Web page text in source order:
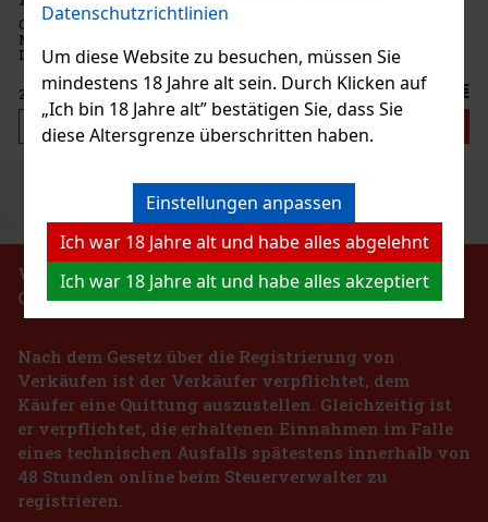
Datenschutzrichtlinien
Um diese Website zu besuchen, müssen Sie
mindestens 18 Jahre alt sein. Durch Klicken auf
„Ich bin 18 Jahre alt” bestätigen Sie, dass Sie
diese Altersgrenze überschritten haben.
Einstellungen anpassen
Ich war 18 Jahre alt und habe alles abgelehnt
Ich war 18 Jahre alt und habe alles akzeptiert
Neu
1.49 €
Bestellen
sorgen.
Deckel
sodass Sie
2.29 €
Bestellen
Aktion
g
PreviousNext
VERBOT DES VERKAUFS VON ALKOHOLISCHEN
GETRÄNKEN AN PERSONEN UNTER 18 JAHREN !!!
Nach dem Gesetz über die Registrierung von
Verkäufen ist der Verkäufer verpflichtet, dem
Käufer eine Quittung auszustellen. Gleichzeitig ist
er verpflichtet, die erhaltenen Einnahmen im Falle
eines technischen Ausfalls spätestens innerhalb von
48 Stunden online beim Steuerverwalter zu
registrieren.